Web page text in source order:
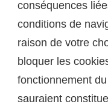
conséquences
conditions de
raison de votre
bloquer les
fonctionnement
sauraient